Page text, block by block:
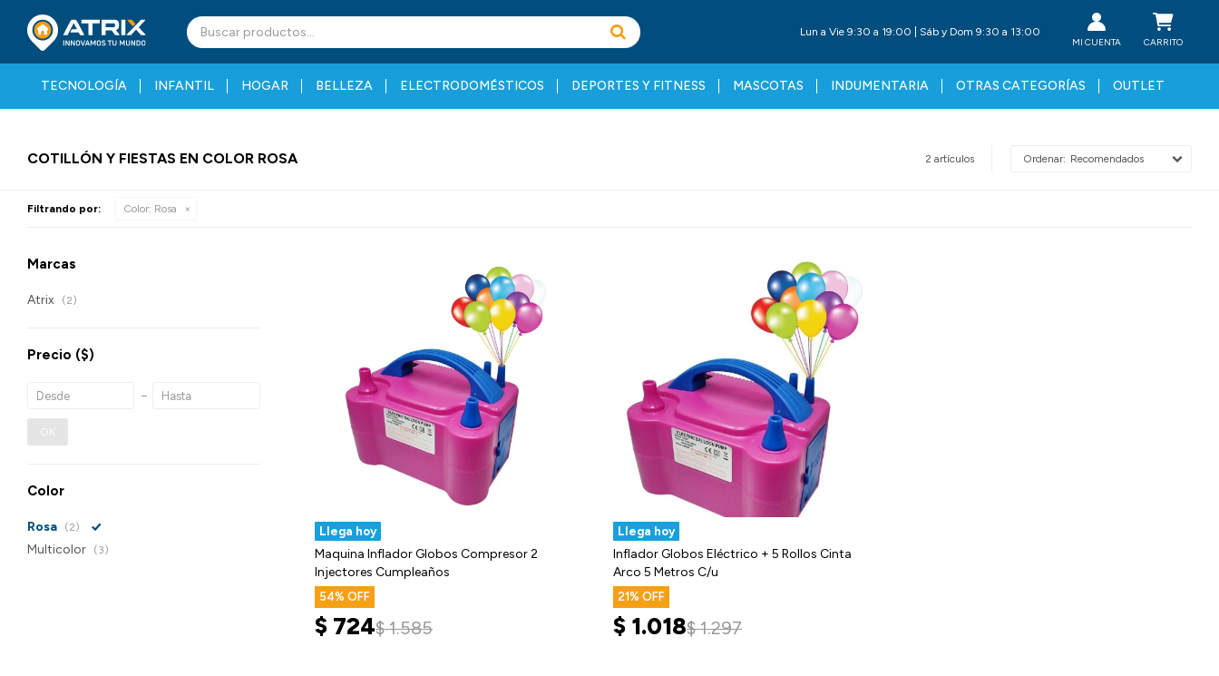
TECNOLOGÍA INFANTIL HOGAR BELLEZA ELECTRODOMÉSTICOS DEPORTES Y FITNESS MASCOTAS INDUMENTARIA OTRAS CATEGORÍAS OUTLET
Lun a Vie 9:30 a 19:00 | Sáb y Dom 9:30 a 13:00
COTILLÓN Y FIESTAS EN COLOR ROSA 2 artículos Recomendados
Filtrando por: Color: Rosa
Llega hoy
Maquina Inflador Globos Compresor 2
Injectores Cumpleaños
54
$ 724$ 1.585
Llega hoy
Inflador Globos Eléctrico + 5 Rollos Cinta
Arco 5 Metros C/u
21
$ 1.018$ 1.297
Marcas
Atrix (2)
Precio ($)
OK
Color
Rosa (2)
Multicolor (3)